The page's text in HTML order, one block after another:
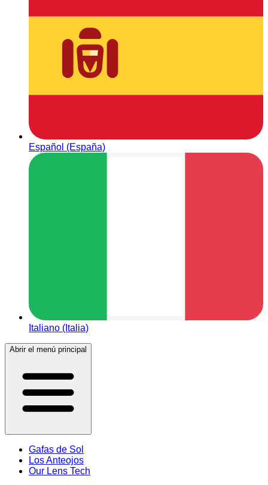
Español (España)
Italiano (Italia)
Abrir el menú principal
Gafas de Sol
Los Anteojos
Our Lens Tech